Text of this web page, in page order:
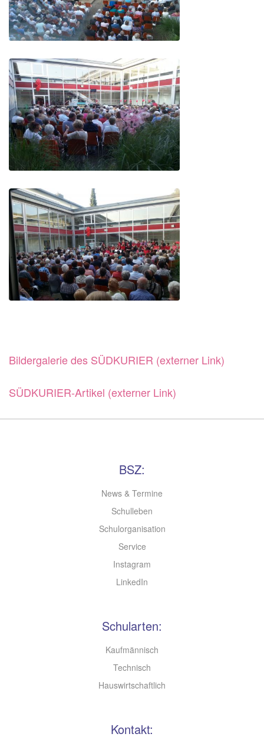
Bildergalerie des SÜDKURIER (externer Link)
SÜDKURIER-Artikel (externer Link)
BSZ:
News & Termine
Schulleben
Schulorganisation
Service
Instagram
LinkedIn
Schularten:
Kaufmännisch
Technisch
Hauswirtschaftlich
Kontakt: